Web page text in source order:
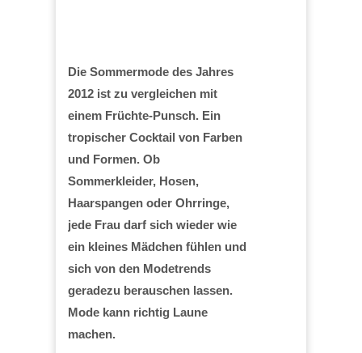
Die Sommermode des Jahres
2012 ist zu vergleichen mit
einem Früchte-Punsch. Ein
tropischer Cocktail von Farben
und Formen. Ob
Sommerkleider, Hosen,
Haarspangen oder Ohrringe,
jede Frau darf sich wieder wie
ein kleines Mädchen fühlen und
sich von den Modetrends
geradezu berauschen lassen.
Mode kann richtig Laune
machen.